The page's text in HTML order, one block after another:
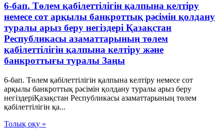
6-бап. Төлем қабілеттілігін қалпына келтіру
немесе сот арқылы банкроттық рәсімін қолдану
туралы арыз беру негіздері Қазақстан
Республикасы азаматтарының төлем
қабілеттілігін қалпына келтіру және
банкроттығы туралы Заңы
6-бап. Төлем қабілеттілігін қалпына келтіру немесе сот
арқылы банкроттық рәсімін қолдану туралы арыз беру
негіздеріҚазақстан Республикасы азаматтарының төлем
қабілеттілігін қа...
Толық оқу »